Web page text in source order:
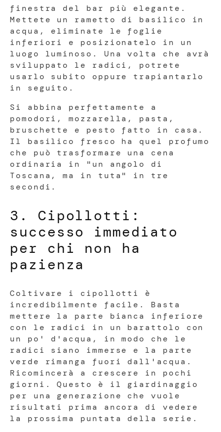
finestra del bar più elegante.
Mettete un rametto di basilico in
acqua, eliminate le foglie
inferiori e posizionatelo in un
luogo luminoso. Una volta che avrà
sviluppato le radici, potrete
usarlo subito oppure trapiantarlo
in seguito.
Si abbina perfettamente a
pomodori, mozzarella, pasta,
bruschette e pesto fatto in casa.
Il basilico fresco ha quel profumo
che può trasformare una cena
ordinaria in "un angolo di
Toscana, ma in tuta" in tre
secondi.
3. Cipollotti:
successo immediato
per chi non ha
pazienza
Coltivare i cipollotti è
incredibilmente facile. Basta
mettere la parte bianca inferiore
con le radici in un barattolo con
un po' d'acqua, in modo che le
radici siano immerse e la parte
verde rimanga fuori dall'acqua.
Ricomincerà a crescere in pochi
giorni. Questo è il giardinaggio
per una generazione che vuole
risultati prima ancora di vedere
la prossima puntata della serie.